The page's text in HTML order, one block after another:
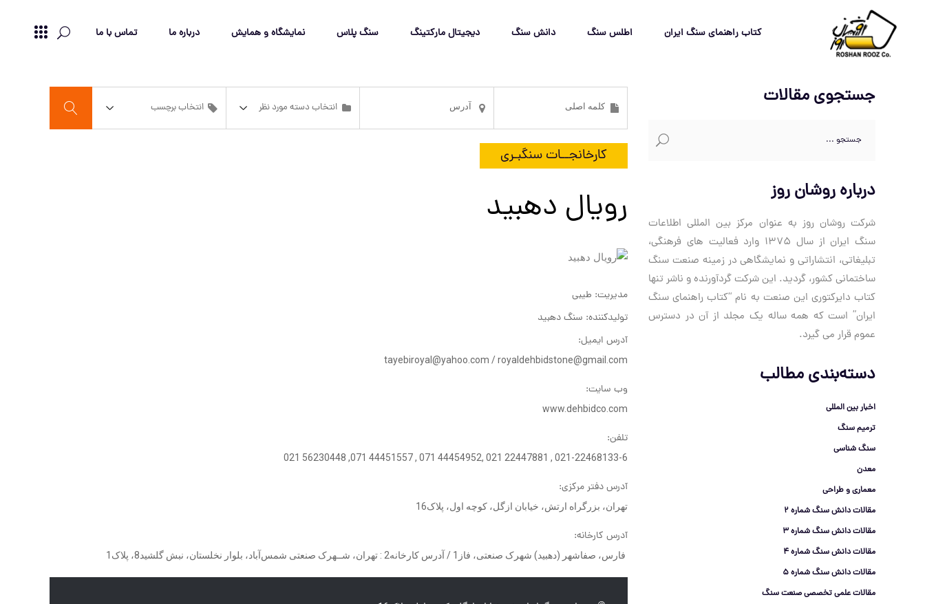
کتاب راهنمای سنگ ایران اطلس سنگ دانش سنگ دیجیتال مارکتینگ سنگ پلاس نمایشگاه و همایش درباره ما تماس با ما
کارخانجــات سنگبـری
رویال دهبید
مدیریت: طیبی
تولیدکننده: سنگ دهبید
آدرس ایمیل:
tayebiroyal@yahoo.com / royaldehbidstone@gmail.com
وب سایت:
www.dehbidco.com
تلفن:
021-22468133-6 , 22447881 021 ,44454952 071 , 44451557 071, 56230448 021
آدرس دفتر مرکزی:
تهران، بزرگراه ارتش، خیابان ازگل، کوچه اول، پلاک16
آدرس کارخانه:
فارس، صفاشهر (دهبید) شهرک صنعتی، فاز1 / آدرس کارخانه2 : تهران، شــهرک صنعتی شمس‌آباد، بلوار نخلستان، نبش گلشید8، پلاک1
جستجوی مقالات
برای:
درباره روشان روز
شرکت روشان روز به عنوان مرکز بین المللی اطلاعات
سنگ ایران از سال 1375 وارد فعالیت های فرهنگی،
تبلیغاتی، انتشاراتی و نمایشگاهی در زمینه صنعت سنگ
ساختمانی کشور، گردید. این شرکت گردآورنده و ناشر تنها
کتاب دایرکتوری این صنعت به نام “کتاب راهنمای سنگ
ایران” است که همه ساله یک مجلد از آن در دسترس
عموم قرار می گیرد.
دسته‌بندی مطالب
اخبار بین المللی
ترمیم سنگ
سنگ شناسی
معدن
معماری و طراحی
مقالات دانش سنگ شماره 2
مقالات دانش سنگ شماره 3
مقالات دانش سنگ شماره 4
مقالات دانش سنگ شماره 5
مقالات علمی تخصصی صنعت سنگ